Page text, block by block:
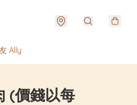
Ally
(價錢以每